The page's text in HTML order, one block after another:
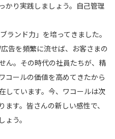
かり実践しましょう。自己管理
ランド力」を培ってきました。
告を頻繁に流せば、お客さまの
ん。その時代の社員たちが、精
コールの価値を高めてきたから
しています。今、ワコールは次
す。皆さんの新しい感性で、
う。